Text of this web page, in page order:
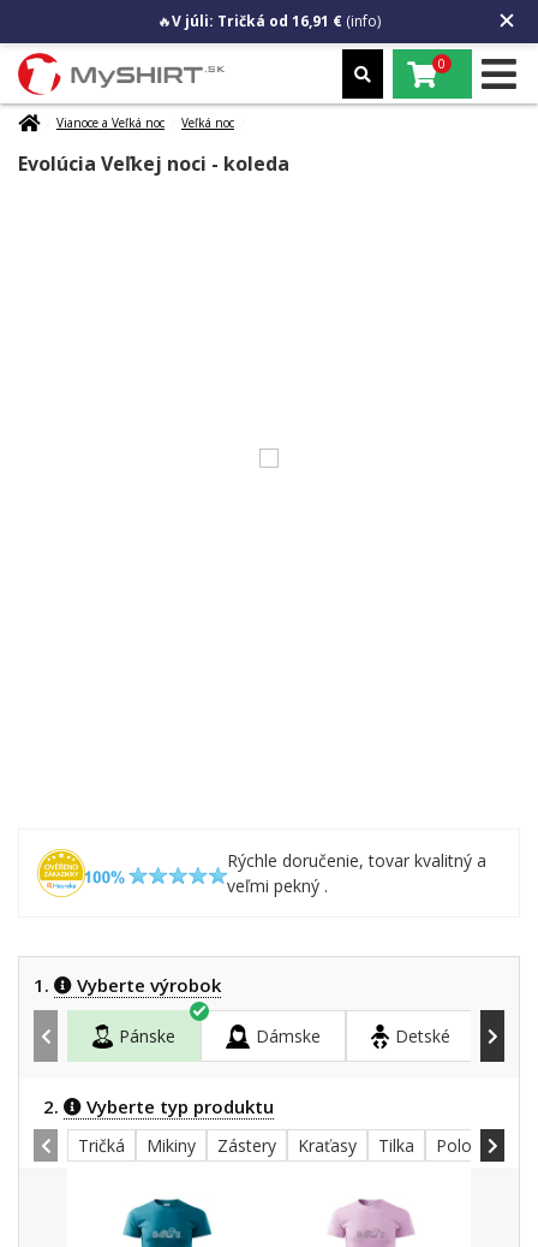
🔥V júli: Tričká od 16,91 € (info)
0
Vianoce a Veľká noc Veľká noc
Evolúcia Veľkej noci - koleda
Rýchle doručenie, tovar kvalitný a
veľmi pekný .
1. Vyberte výrobok
Pánske Dámske Detské
2. Vyberte typ produktu
Tričká Mikiny Zástery Kraťasy Tilka Polokošele